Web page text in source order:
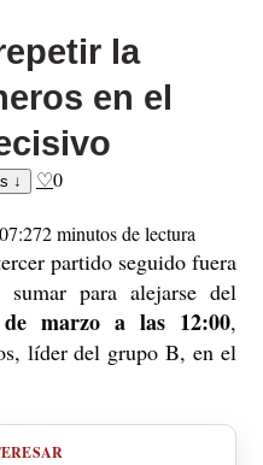
la
en el
↓ ♡0
2 minutos de lectura
partido seguido fuera
para alejarse del
marzo a las 12:00,
líder del grupo B, en el